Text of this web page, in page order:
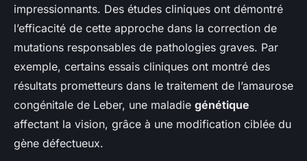
impressionnants. Des études cliniques ont démontré
l’efficacité de cette approche dans la correction de
mutations responsables de pathologies graves. Par
exemple, certains essais cliniques ont montré des
résultats prometteurs dans le traitement de l’amaurose
congénitale de Leber, une maladie génétique
affectant la vision, grâce à une modification ciblée du
gène défectueux.